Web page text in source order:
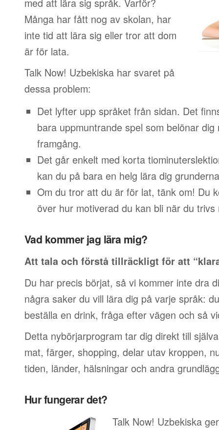
Många har fått nog av skolan, har
inte tid att lära sig eller tror att dom
är för lata.
Talk Now! Uzbekiska har svaret på
dessa problem:
Det lyfter upp språket från sidan. Det
bara uppmuntrande spel som belönar
framgång.
Det går enkelt med korta
kan du på bara en helg lära dig
Om du tror att du är för lat, tänk om! Du
över hur motiverad du kan bli när du trivs
Vad kommer jag lära mig?
Att tala och förstå tillräckligt för att
Du har precis börjat, så vi kommer inte dra
några saker du vill lära dig på varje språk: du
beställa en drink, fråga efter vägen och så
Detta nybörjarprogram tar dig direkt till
mat, färger, shopping, delar utav kroppen,
tiden, länder, hälsningar och andra
Hur fungerar det?
Talk Now! Uzbekiska